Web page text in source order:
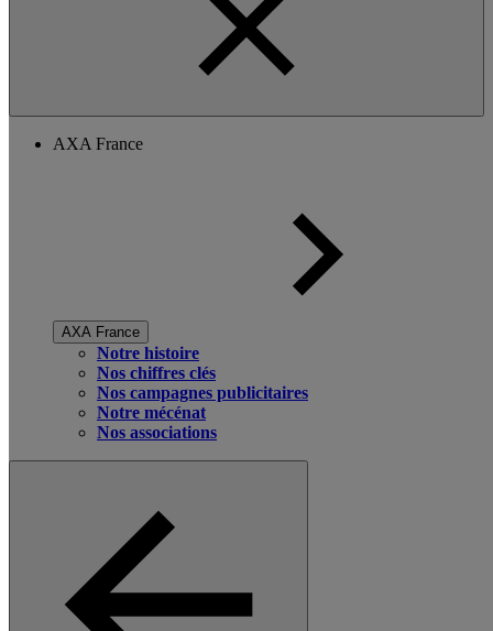
AXA France
AXA France
Notre histoire
Nos chiffres clés
Nos campagnes publicitaires
Notre mécénat
Nos associations